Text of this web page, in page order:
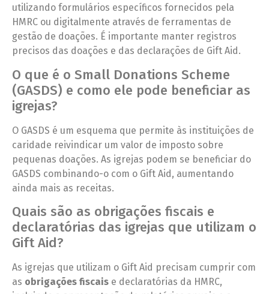
utilizando formulários específicos fornecidos pela
HMRC ou digitalmente através de ferramentas de
gestão de doações. É importante manter registros
precisos das doações e das declarações de Gift Aid.
O que é o Small Donations Scheme
(GASDS) e como ele pode beneficiar as
igrejas?
O GASDS é um esquema que permite às instituições de
caridade reivindicar um valor de imposto sobre
pequenas doações. As igrejas podem se beneficiar do
GASDS combinando-o com o Gift Aid, aumentando
ainda mais as receitas.
Quais são as obrigações fiscais e
declaratórias das igrejas que utilizam o
Gift Aid?
As igrejas que utilizam o Gift Aid precisam cumprir com
as obrigações fiscais e declaratórias da HMRC,